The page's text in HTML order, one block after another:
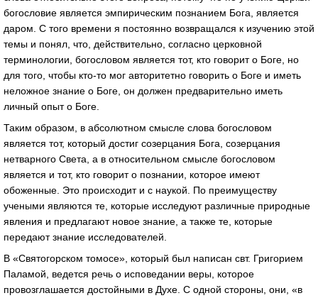
богословие является эмпирическим познанием Бога, является
даром. С того времени я постоянно возвращался к изучению этой
темы и понял, что, действительно, согласно церковной
терминологии, богословом является тот, кто говорит о Боге, но
для того, чтобы кто-то мог авторитетно говорить о Боге и иметь
неложное знание о Боге, он должен предварительно иметь
личный опыт о Боге.
Таким образом, в абсолютном смысле слова богословом
является тот, который достиг созерцания Бога, созерцания
нетварного Света, а в относительном смысле богословом
является и тот, кто говорит о познании, которое имеют
обоженные. Это происходит и с наукой. По преимуществу
учеными являются те, которые исследуют различные природные
явления и предлагают новое знание, а также те, которые
передают знание исследователей.
В «Святогорском томосе», который был написан свт. Григорием
Паламой, ведется речь о исповедании веры, которое
провозглашается достойными в Духе. С одной стороны, они, «в